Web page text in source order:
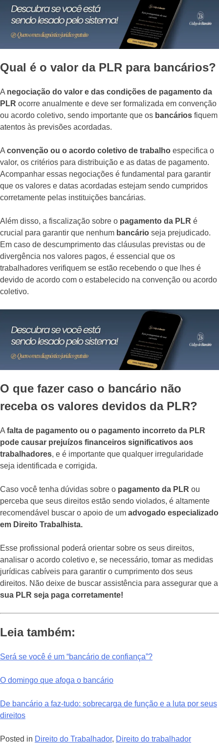
Qual é o valor da PLR para bancários?
A negociação do valor e das condições de pagamento da
PLR ocorre anualmente e deve ser formalizada em convenção
ou acordo coletivo, sendo importante que os bancários fiquem
atentos às previsões acordadas.
A convenção ou o acordo coletivo de trabalho especifica o
valor, os critérios para distribuição e as datas de pagamento.
Acompanhar essas negociações é fundamental para garantir
que os valores e datas acordadas estejam sendo cumpridos
corretamente pelas instituições bancárias.
Além disso, a fiscalização sobre o pagamento da PLR é
crucial para garantir que nenhum bancário seja prejudicado.
Em caso de descumprimento das cláusulas previstas ou de
divergência nos valores pagos, é essencial que os
trabalhadores verifiquem se estão recebendo o que lhes é
devido de acordo com o estabelecido na convenção ou acordo
coletivo.
O que fazer caso o bancário não
receba os valores devidos da PLR?
A falta de pagamento ou o pagamento incorreto da PLR
pode causar prejuízos financeiros significativos aos
trabalhadores, e é importante que qualquer irregularidade
seja identificada e corrigida.
Caso você tenha dúvidas sobre o pagamento da PLR ou
perceba que seus direitos estão sendo violados, é altamente
recomendável buscar o apoio de um advogado especializado
em Direito Trabalhista.
Esse profissional poderá orientar sobre os seus direitos,
analisar o acordo coletivo e, se necessário, tomar as medidas
jurídicas cabíveis para garantir o cumprimento dos seus
direitos. Não deixe de buscar assistência para assegurar que a
sua PLR seja paga corretamente!
Leia também:
Será se você é um “bancário de confiança”?
O domingo que afoga o bancário
De bancário a faz-tudo: sobrecarga de função e a luta por seus
direitos
Posted in Direito do Trabalhador, Direito do trabalhador